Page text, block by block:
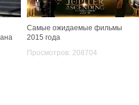
Самые ожидаемые фильмы
2015 года
Просмотров: 208704